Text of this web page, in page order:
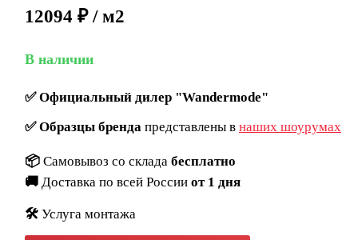
12094 ₽ / м2
В наличии
✅Официальный дилер "Wandermode"
✅Образцы брендапредставлены в наших шоурумах
📦 Самовывоз со склада бесплатно
🚚 Доставка по всей России от 1 дня
🛠️ Услуга монтажа